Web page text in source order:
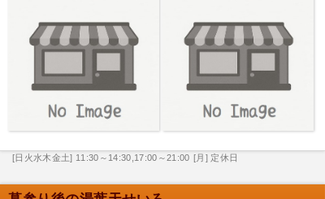
[日火水木金土] 11:30～14:30,17:00～21:00 [月] 定休日